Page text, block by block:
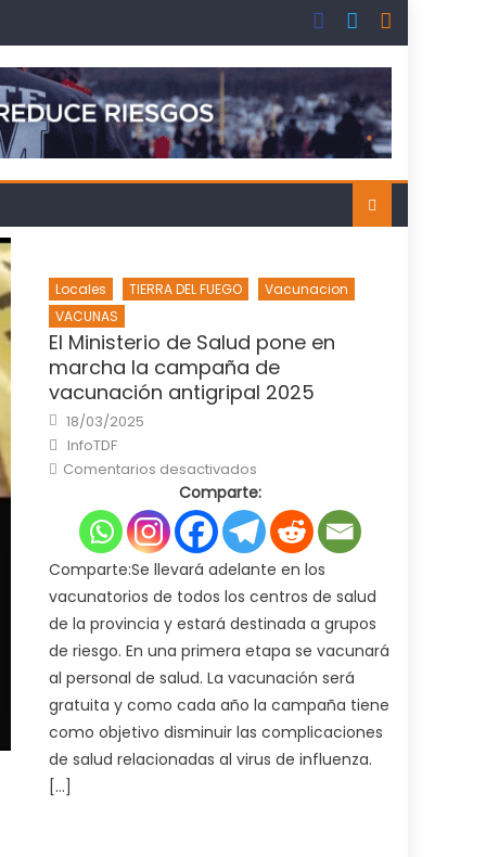
Locales TIERRA DEL FUEGO
Vacunacion
VACUNAS
El Ministerio de Salud pone en
marcha la campaña de
vacunación antigripal 2025
Posted
on
18/03/2025
Author
InfoTDF
Comentarios desactivados
Ministerio
Salud
pone
en
marcha
la
campaña
de
vacunación
antigripal
2025
Comparte:
Comparte:Se llevará adelante en los
vacunatorios de todos los centros de salud
de la provincia y estará destinada a grupos
de riesgo. En una primera etapa se vacunará
al personal de salud. La vacunación será
gratuita y como cada año la campaña tiene
como objetivo disminuir las complicaciones
de salud relacionadas al virus de influenza.
[…]